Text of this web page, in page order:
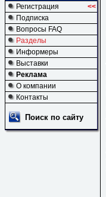
Регистрация
<<
Подписка
Вопросы FAQ
Разделы
Информеры
Выставки
Реклама
О компании
Контакты
Поиск по сайту